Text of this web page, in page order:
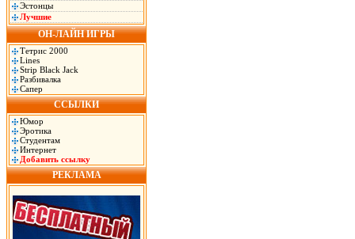
Эстонцы
Лучшие
ОН-ЛАЙН ИГРЫ
Тетрис 2000
Lines
Strip Black Jack
Разбивалка
Сапер
ССЫЛКИ
Юмор
Эротика
Студентам
Интернет
Добавить ссылку
РЕКЛАМА